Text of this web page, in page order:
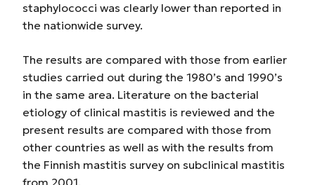
staphylococci was clearly lower than reported in
the nationwide survey.
The results are compared with those from earlier
studies carried out during the 1980’s and 1990’s
in the same area. Literature on the bacterial
etiology of clinical mastitis is reviewed and the
present results are compared with those from
other countries as well as with the results from
the Finnish mastitis survey on subclinical mastitis
from 2001.